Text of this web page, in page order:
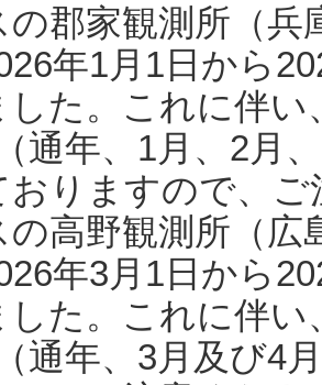
の郡家観測所（
年1月1日から
た。これに伴い
通年、1月、2月
おりますので、
の高野観測所（
年3月1日から
た。これに伴い
通年、3月及び4